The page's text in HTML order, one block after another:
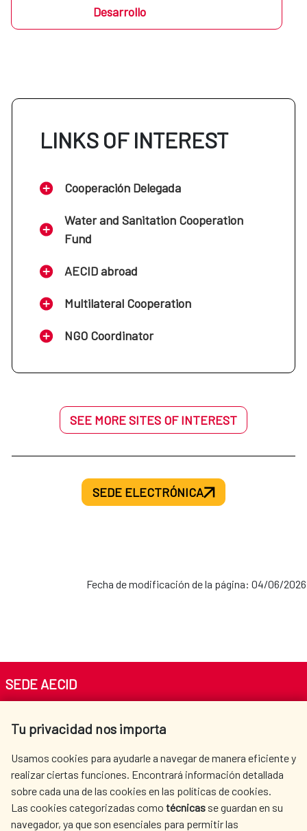
Desarrollo
LINKS OF INTEREST
Cooperación Delegada
Water and Sanitation Cooperation
Fund
AECID abroad
Multilateral Cooperation
NGO Coordinator
SEE MORE SITES OF INTEREST
SEDE ELECTRÓNICA
Fecha de modificación de la página: 04/06/2026
Tu privacidad nos importa
Usamos cookies para ayudarle a navegar de manera eficiente y
realizar ciertas funciones. Encontrará información detallada
sobre cada una de las cookies en las políticas de cookies.
Las cookies categorizadas como técnicas se guardan en su
navegador, ya que son esenciales para permitir las
SEDE AECID
Tel. +34 900 20 30 54​​​​​​​
AECID
WHERE DO WE COOPERATE?
SPANISH HUMANITARIAN
PRESS ROOM